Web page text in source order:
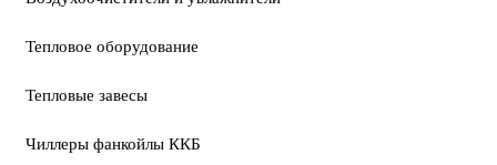
Тепловое оборудование
Тепловые завесы
Чиллеры фанкойлы ККБ